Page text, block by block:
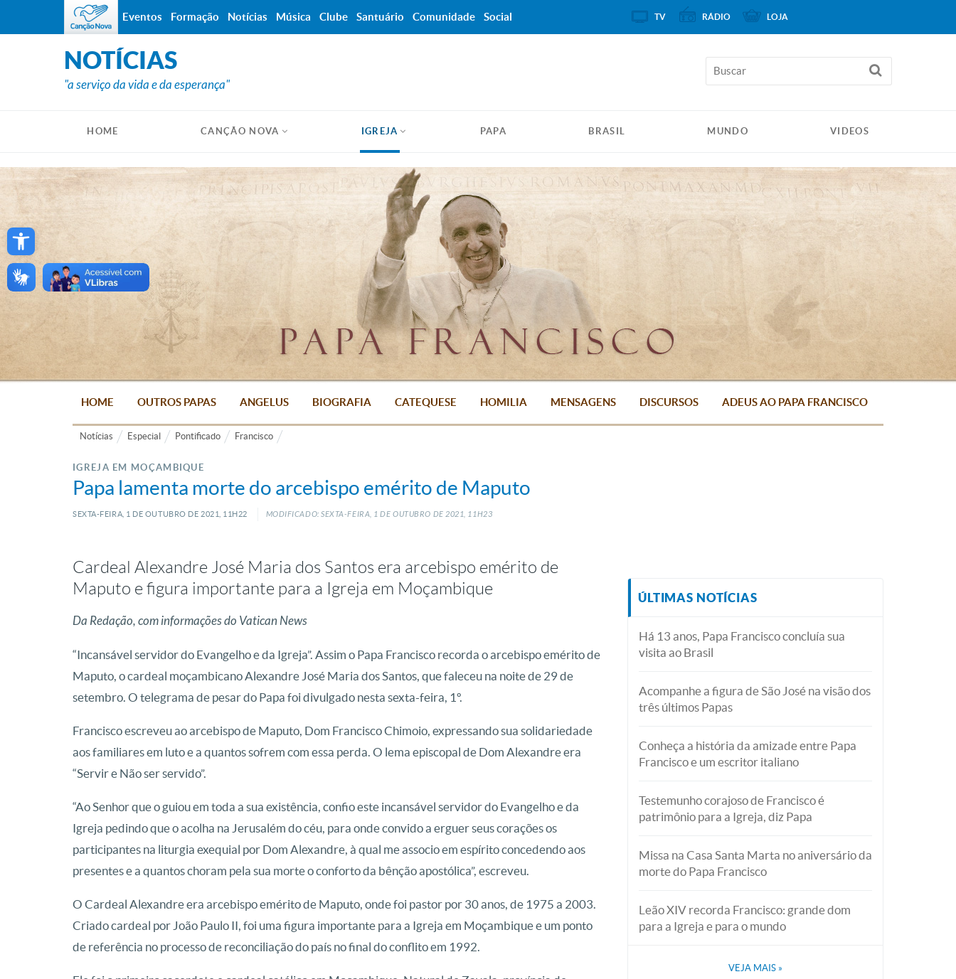
Open toolbar
NOTÍCIAS
"a serviço da vida e da esperança"
HOME CANÇÃO NOVA IGREJA PAPA BRASIL MUNDO VIDEOS
HOME OUTROS PAPAS ANGELUS BIOGRAFIA CATEQUESE HOMILIA MENSAGENS DISCURSOS ADEUS AO PAPA FRANCISCO
Notícias Especial Pontificado Francisco
IGREJA EM MOÇAMBIQUE
Papa lamenta morte do arcebispo emérito de Maputo
SEXTA-FEIRA, 1 DE OUTUBRO DE 2021, 11H22 MODIFICADO: SEXTA-FEIRA, 1 DEOUTUBRO DE2021, 11H23
Cardeal Alexandre José Maria dos Santos era arcebispo emérito de
Maputo e figura importante para a Igreja em Moçambique
Da Redação, com informações do Vatican News
“Incansável servidor do Evangelho e da Igreja”. Assim o Papa Francisco recorda o arcebispo emérito de
Maputo, o cardeal moçambicano Alexandre José Maria dos Santos, que faleceu na noite de 29 de
setembro. O telegrama de pesar do Papa foi divulgado nesta sexta-feira, 1º.
Francisco escreveu ao arcebispo de Maputo, Dom Francisco Chimoio, expressando sua solidariedade
aos familiares em luto e a quantos sofrem com essa perda. O lema episcopal de Dom Alexandre era
“Servir e Não ser servido”.
“Ao Senhor que o guiou em toda a sua existência, confio este incansável servidor do Evangelho e da
Igreja pedindo que o acolha na Jerusalém do céu, para onde convido a erguer seus corações os
participantes na liturgia exequial por Dom Alexandre, à qual me associo em espírito concedendo aos
presentes e a quantos choram pela sua morte o conforto da bênção apostólica”, escreveu.
O Cardeal Alexandre era arcebispo emérito de Maputo, onde foi pastor por 30 anos, de 1975 a 2003.
Criado cardeal por João Paulo II, foi uma figura importante para a Igreja em Moçambique e um ponto
de referência no processo de reconciliação do país no final do conflito em 1992.
ÚLTIMAS NOTÍCIAS
Há 13 anos, Papa Francisco concluía sua
visita ao Brasil
Acompanhe a figura de São José na visão dos
três últimos Papas
Conheça a história da amizade entre Papa
Francisco e um escritor italiano
Testemunho corajoso de Francisco é
patrimônio para a Igreja, diz Papa
Missa na Casa Santa Marta no aniversário da
morte do Papa Francisco
Leão XIV recorda Francisco: grande dom
para a Igreja e para o mundo
VEJA MAIS »
Eventos Formação Notícias Música Clube Santuário Comunidade Social TV RÁDIO LOJA